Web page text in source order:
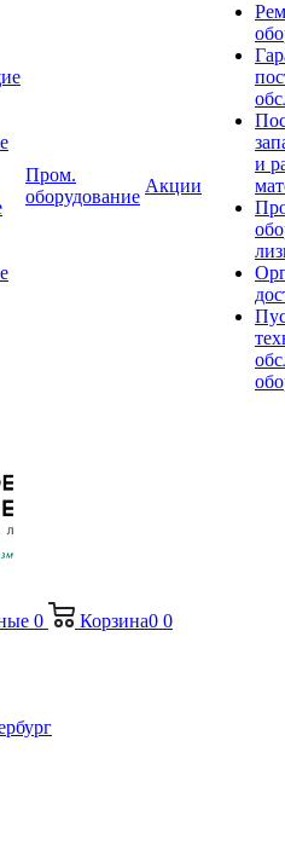
Пром.
оборудование
Акции
и
0 Корзина0 0